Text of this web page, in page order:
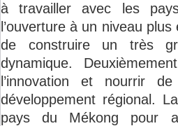
à travailler avec les
l’ouverture à un niveau
de construire un très
dynamique.
l’innovation et nourrir
développement régional.
pays du Mékong pour